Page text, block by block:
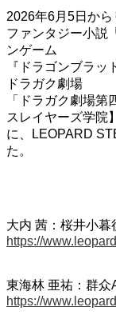
2026年6月5日から
ファンタジー小説
ンゲーム
『ドラゴンブラ
ドラガク劇場
「ドラガク劇場第
スレイヤーズ学院】
に、LEOPARD
た。
大内 茜：桜井小暮
https://
東海林 亜祐：群众
https://